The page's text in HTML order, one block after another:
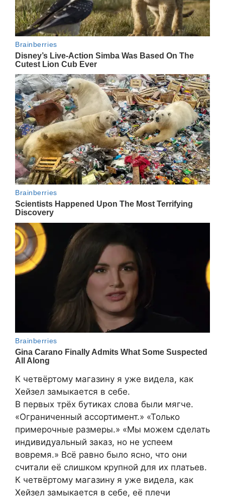
К четвёртому магазину я уже видела, как
Хейзел замыкается в себе.
В первых трёх бутиках слова были мягче.
«Ограниченный ассортимент.» «Только
примерочные размеры.» «Мы можем сделать
индивидуальный заказ, но не успеем
вовремя.» Всё равно было ясно, что они
считали её слишком крупной для их платьев.
К четвёртому магазину я уже видела, как
Хейзел замыкается в себе, её плечи